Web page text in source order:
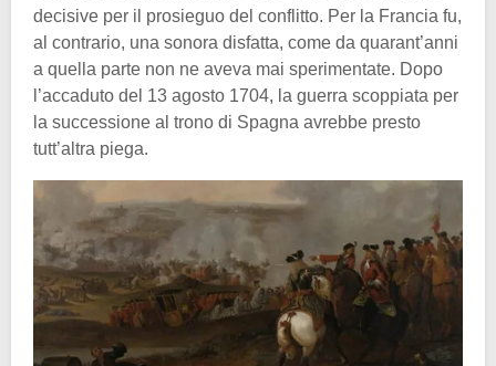
decisive per il prosieguo del conflitto. Per la Francia fu,
al contrario, una sonora disfatta, come da quarant’anni
a quella parte non ne aveva mai sperimentate. Dopo
l’accaduto del 13 agosto 1704, la guerra scoppiata per
la successione al trono di Spagna avrebbe presto
tutt’altra piega.